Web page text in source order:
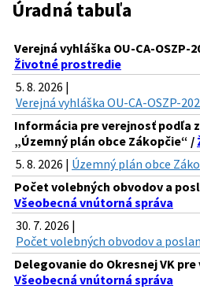
Úradná tabuľa
Verejná vyhláška OU-CA-OSZP-
Životné prostredie
5. 8. 2026 |
Verejná vyhláška OU-CA-OSZP-
Informácia pre verejnosť podľa
„Územný plán obce Zákopčie“ /
5. 8. 2026 | Územný plán obce
Počet volebných obvodov a
Všeobecná vnútorná správa
30. 7. 2026 |
Počet volebných obvodov a
Delegovanie do Okresnej VK pre
Všeobecná vnútorná správa